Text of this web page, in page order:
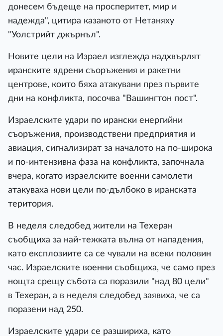
донесем бъдеще на просперитет, мир и
надежда", цитира казаното от Нетаняху
"Уолстрийт джърнъл".
Новите цели на Израел изглежда надхвърлят
иранските ядрени съоръжения и ракетни
центрове, които бяха атакувани през първите
дни на конфликта, посочва "Вашингтон пост".
Израелските удари по ирански енергийни
съоръжения, производствени предприятия и
авиация, сигнализират за началото на по-широка
и по-интензивна фаза на конфликта, започнала
вчера, когато израелските военни самолети
атакуваха нови цели по-дълбоко в иранската
територия.
В неделя следобед жители на Техеран
съобщиха за най-тежката вълна от нападения,
като експлозиите са се чували на всеки половин
час. Израелските военни съобщиха, че само през
нощта срещу събота са поразили "над 80 цели"
в Техеран, а в неделя следобед заявиха, че са
поразени над 250.
Израелските удари се разшириха, като